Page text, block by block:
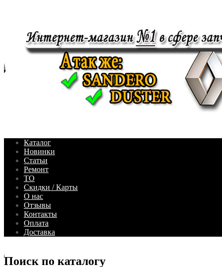
Каталог
Новинки
Статьи
Ремонт
ТО
Скидки / Карты
О нас
Отзывы
Контакты
Оплата
Доставка
Поиск по каталогу